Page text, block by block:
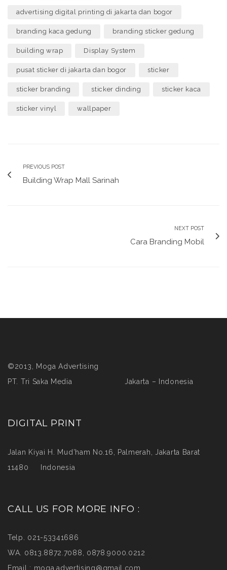
advertising digital printing di jakarta dan bogor
branding kaca gedung branding sticker gedung
building wrap Display System
pusat sticker di jakarta dan bogor sticker
sticker branding sticker dinding sticker kaca
sticker vinyl wallpaper
PREVIOUS POST
Building Wrap Mall Sarinah
NEXT POST
Cara Branding Mobil
©2013, Moga Advertising
PT. Tri Saka Media Jakarta – Indonesia
DIGITAL PRINT
Jalan Kiyai H. Mud’ham No.16, Palmerah, Jakarta Barat
11480 Indonesia
CALL US FOR MORE INFO :
Telp. 021-53341686
WA. 0813.8872.7088, 0878.9000.0212
Email : moga.advertising@gmail.com